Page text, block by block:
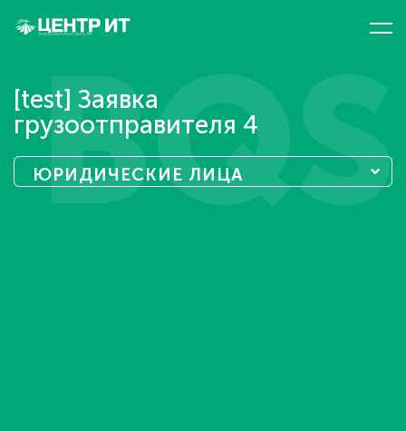
BQS
[test] Заявка
грузоотправителя 4
ЮРИДИЧЕСКИЕ ЛИЦА